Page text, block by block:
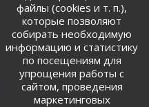
файлы (cookies и т. п.),
которые позволяют
собирать необходимую
информацию и статистику
по посещениям для
упрощения работы с
сайтом, проведения
маркетинговых